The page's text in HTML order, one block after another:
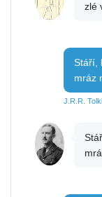
zlé
Stáří,
mráz
J.R.R.